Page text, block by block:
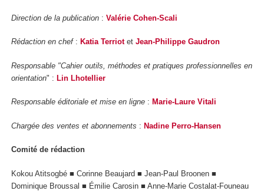
Direction de la publication : Valérie Cohen-Scali
Rédaction en chef: Katia Terriot et Jean-Philippe Gaudron
Responsable "Cahier outils, méthodes et pratiques professionnelles en
orientation" : Lin Lhotellier
Responsable éditoriale et mise en ligne : Marie-Laure Vitali
Chargée des ventes et abonnements : Nadine Perro-Hansen
Comité de rédaction
Kokou Atitsogbé ■ Corinne Beaujard ■ Jean-Paul Broonen ■
Dominique Broussal ■ Émilie Carosin ■ Anne-Marie Costalat-Founeau